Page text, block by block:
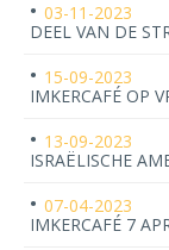
03-11-2023
DEEL VAN DE
15-09-2023
IMKERCAFÉ OP
13-09-2023
ISRAËLISCHE
07-04-2023
IMKERCAFÉ 7